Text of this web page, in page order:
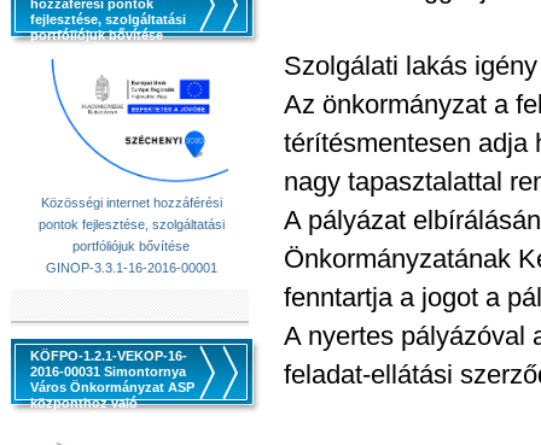
hozzáférési pontok
fejlesztése, szolgáltatási
portfóliójuk bővítése
Közösségi internet hozzáférési
pontok fejlesztése, szolgáltatási
portfóliójuk bővítése
GINOP-3.3.1-16-2016-00001
KÖFPO-1.2.1-VEKOP-16-
2016-00031 Simontornya
Város Önkormányzat ASP
központhoz való
Szolgálati lakás
Az önkormányzat a
térítésmentesen adja
nagy tapasztalattal
A pályázat
Önkormányzatának
fenntartja a jogot a
A nyertes pályázóval
feladat-ellátási